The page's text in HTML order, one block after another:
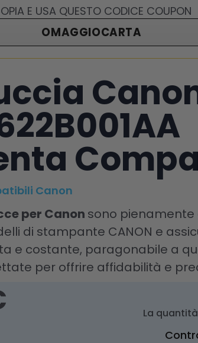
E USA QUESTO CODICE COUPON
OMAGGIOCARTA
Canon
per Canon sono
di stampante CANON e
e costante, paragonabile a
per offrire affidabilità e
La